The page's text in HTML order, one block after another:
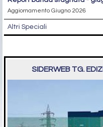
Aggiornamento Giugno 2026
Altri Speciali
SIDERWEB TG.